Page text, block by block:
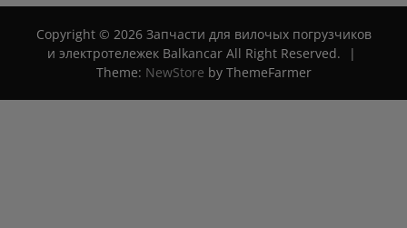
Copyright © 2026 Запчасти для вилочых погрузчиков
и электротележек Balkancar All Right Reserved.
|
Theme: NewStore by ThemeFarmer